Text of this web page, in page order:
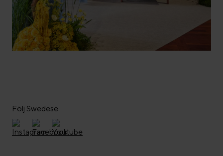
Följ Swedese